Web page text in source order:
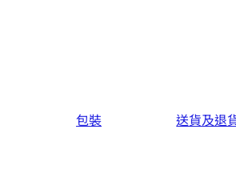
包裝 送貨及退